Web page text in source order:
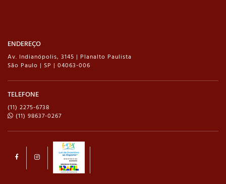
ENDEREÇO
Av. Indianópolis, 3145 | Planalto Paulista
São Paulo | SP | 04063-006
TELEFONE
(11) 2275-6738
(11) 98637-0267